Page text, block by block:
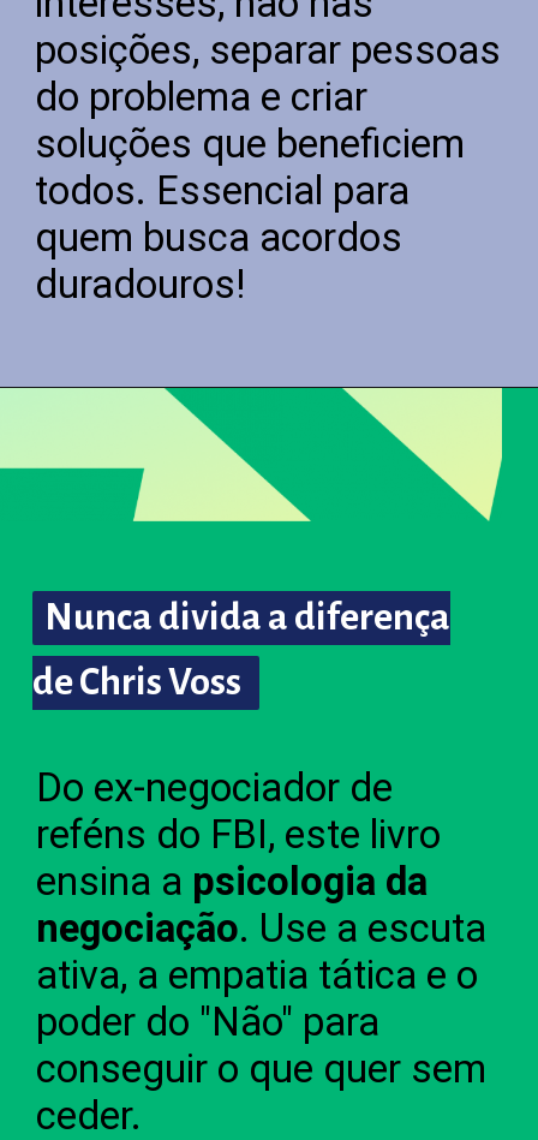
posições, separar pessoas
do problema e criar
soluções que beneficiem
todos. Essencial para
quem busca acordos
duradouros!
Nunca divida a diferença
de Chris Voss
Nunca divida a diferença
deChris Voss
Do ex-negociador de
reféns do FBI, este livro
ensina a psicologia da
negociação. Use a escuta
ativa, a empatia tática e o
poder do "Não" para
conseguir o que quer sem
ceder.